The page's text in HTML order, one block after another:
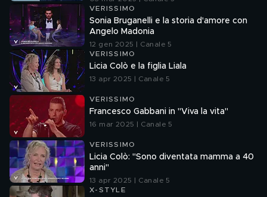
VERISSIMO
Sonia Bruganelli e la storia d'amore con
Angelo Madonia
12 gen 2025 | Canale 5
VERISSIMO
Licia Colò e la figlia Liala
13 apr 2025 | Canale 5
VERISSIMO
Francesco Gabbani in "Viva la vita"
16 mar 2025 | Canale 5
VERISSIMO
Licia Colò: "Sono diventata mamma a 40
anni"
13 apr 2025 | Canale 5
X-STYLE